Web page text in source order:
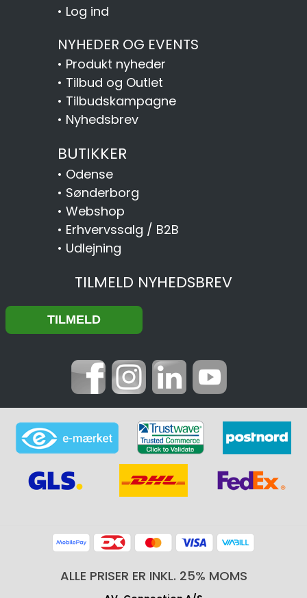
• Log ind
NYHEDER OG EVENTS
• Produkt nyheder
• Tilbud og Outlet
• Tilbudskampagne
• Nyhedsbrev
BUTIKKER
• Odense
• Sønderborg
• Webshop
• Erhvervssalg / B2B
• Udlejning
TILMELD NYHEDSBREV
ALLE PRISER ER INKL. 25% MOMS